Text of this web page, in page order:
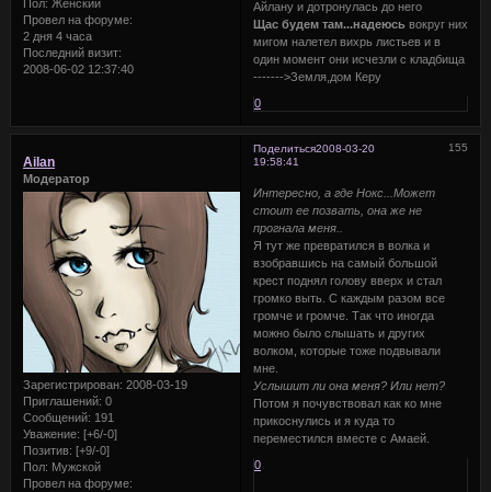
Пол: Женский
Провел на форуме:
2 дня 4 часа
Последний визит:
2008-06-02 12:37:40
Айлану и дотронулась до него
Щас будем там...надеюсьвокруг них
мигом налетел вихрь листьев и в
один момент они исчезли с кладбища
------->Земля,дом Керу
0
Поделиться 155
2008-03-20
19:58:41
Ailan
Модератор
Зарегистрирован: 2008-03-19
Приглашений: 0
Сообщений: 191
Уважение: [+6/-0]
Позитив: [+9/-0]
Пол: Мужской
Провел на форуме:
Интересно, а где Нокс...Может
стоит ее позвать, она же не
прогнала меня..
Я тут же превратился в волка и
взобравшись на самый большой
крест поднял голову вверх и стал
громко выть. С каждым разом все
громче и громче. Так что иногда
можно было слышать и других
волком, которые тоже подвывали
мне.
Услышит ли она меня? Или нет?
Потом я почувствовал как ко мне
прикоснулись и я куда то
переместился вместе с Амаей.
0